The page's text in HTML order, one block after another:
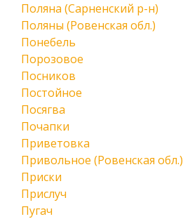
Поляна (Сарненский р-н)
Поляны (Ровенская обл.)
Понебель
Порозовое
Посников
Постойное
Посягва
Почапки
Приветовка
Привольное (Ровенская обл.)
Приски
Прислуч
Пугач